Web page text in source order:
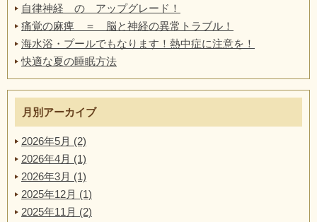
自律神経 の アップグレード！
痛覚の麻痺 ＝ 脳と神経の異常トラブル！
海水浴・プールでもなります！熱中症に注意を！
快適な夏の睡眠方法
月別アーカイブ
2026年5月 (2)
2026年4月 (1)
2026年3月 (1)
2025年12月 (1)
2025年11月 (2)